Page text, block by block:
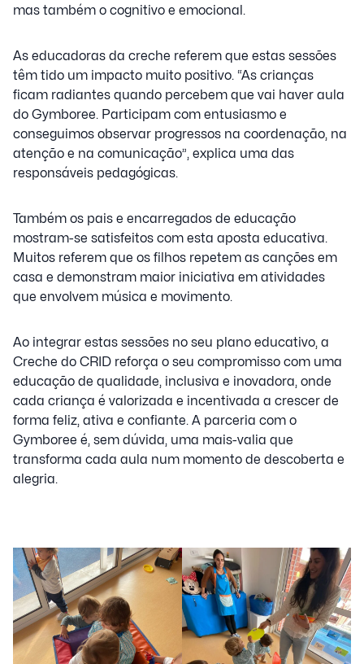
mas também o cognitivo e emocional.
As educadoras da creche referem que estas sessões
têm tido um impacto muito positivo. “As crianças
ficam radiantes quando percebem que vai haver aula
do Gymboree. Participam com entusiasmo e
conseguimos observar progressos na coordenação, na
atenção e na comunicação”, explica uma das
responsáveis pedagógicas.
Também os pais e encarregados de educação
mostram-se satisfeitos com esta aposta educativa.
Muitos referem que os filhos repetem as canções em
casa e demonstram maior iniciativa em atividades
que envolvem música e movimento.
Ao integrar estas sessões no seu plano educativo, a
Creche do CRID reforça o seu compromisso com uma
educação de qualidade, inclusiva e inovadora, onde
cada criança é valorizada e incentivada a crescer de
forma feliz, ativa e confiante. A parceria com o
Gymboree é, sem dúvida, uma mais-valia que
transforma cada aula num momento de descoberta e
alegria.